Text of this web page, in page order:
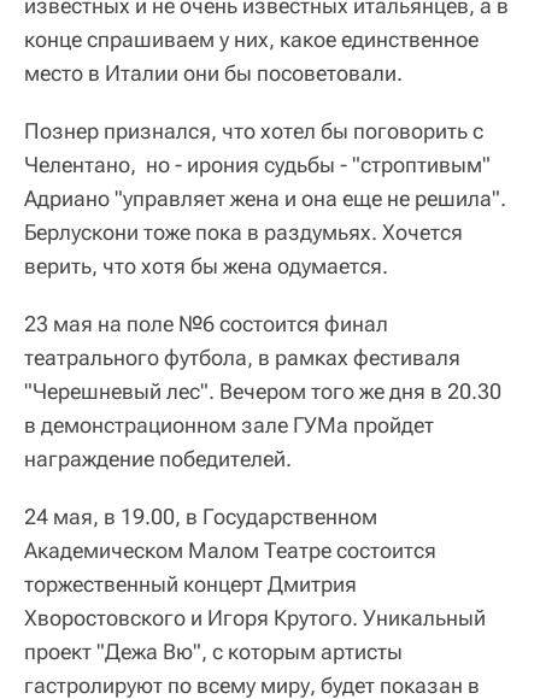
известных и не очень известных итальянцев, а в
конце спрашиваем у них, какое единственное
место в Италии они бы посоветовали.
Познер признался, что хотел бы поговорить с
Челентано, но - ирония судьбы - "строптивым"
Адриано "управляет жена и она еще не решила".
Берлускони тоже пока в раздумьях. Хочется
верить, что хотя бы жена одумается.
23 мая на поле №6 состоится финал
театрального футбола, в рамках фестиваля
"Черешневый лес". Вечером того же дня в 20.30
в демонстрационном зале ГУМа пройдет
награждение победителей.
24 мая, в 19.00, в Государственном
Академическом Малом Театре состоится
торжественный концерт Дмитрия
Хворостовского и Игоря Крутого. Уникальный
проект "Дежа Вю", с которым артисты
гастролируют по всему миру, будет показан в